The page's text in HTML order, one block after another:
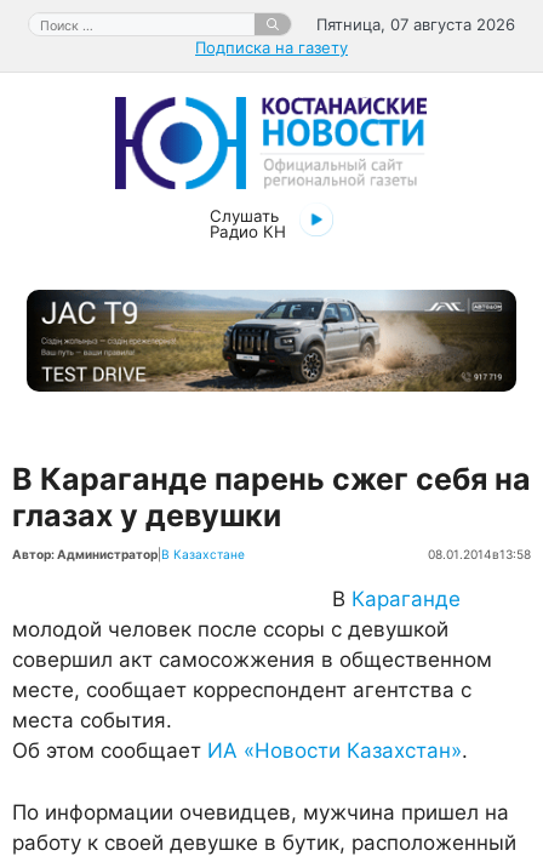
Перейти
содержимому
Поиск:
Пятница, 07 августа 2026
Подписка на газету
Слушать
Радио КН
В Караганде парень сжег себя на
глазах у девушки
Автор: Администратор В Казахстане 08.01.2014в13:58
В Караганде
молодой человек после ссоры с девушкой
совершил акт самосожжения в общественном
месте, сообщает корреспондент агентства с
места события.
Об этом сообщает ИА «Новости Казахстан».
По информации очевидцев, мужчина пришел на
работу к своей девушке в бутик, расположенный